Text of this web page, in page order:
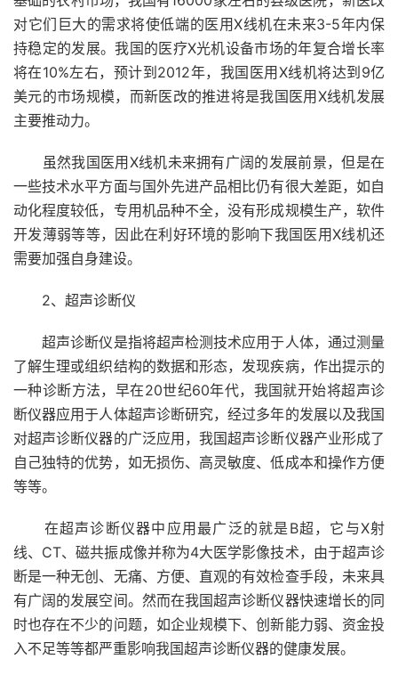
对它们巨大的需求将使低端的医用X线机在未来3-5年内保
持稳定的发展。我国的医疗X光机设备市场的年复合增长率
将在10%左右，预计到2012年，我国医用X线机将达到9亿
美元的市场规模，而新医改的推进将是我国医用X线机发展
主要推动力。
虽然我国医用X线机未来拥有广阔的发展前景，但是在
一些技术水平方面与国外先进产品相比仍有很大差距，如自
动化程度较低，专用机品种不全，没有形成规模生产，软件
开发薄弱等等，因此在利好环境的影响下我国医用X线机还
需要加强自身建设。
2、超声诊断仪
超声诊断仪是指将超声检测技术应用于人体，通过测量
了解生理或组织结构的数据和形态，发现疾病，作出提示的
一种诊断方法，早在20世纪60年代，我国就开始将超声诊
断仪器应用于人体超声诊断研究，经过多年的发展以及我国
对超声诊断仪器的广泛应用，我国超声诊断仪器产业形成了
自己独特的优势，如无损伤、高灵敏度、低成本和操作方便
等等。
在超声诊断仪器中应用最广泛的就是B超，它与X射
线、CT、磁共振成像并称为4大医学影像技术，由于超声诊
断是一种无创、无痛、方便、直观的有效检查手段，未来具
有广阔的发展空间。然而在我国超声诊断仪器快速增长的同
时也存在不少的问题，如企业规模下、创新能力弱、资金投
入不足等等都严重影响我国超声诊断仪器的健康发展。